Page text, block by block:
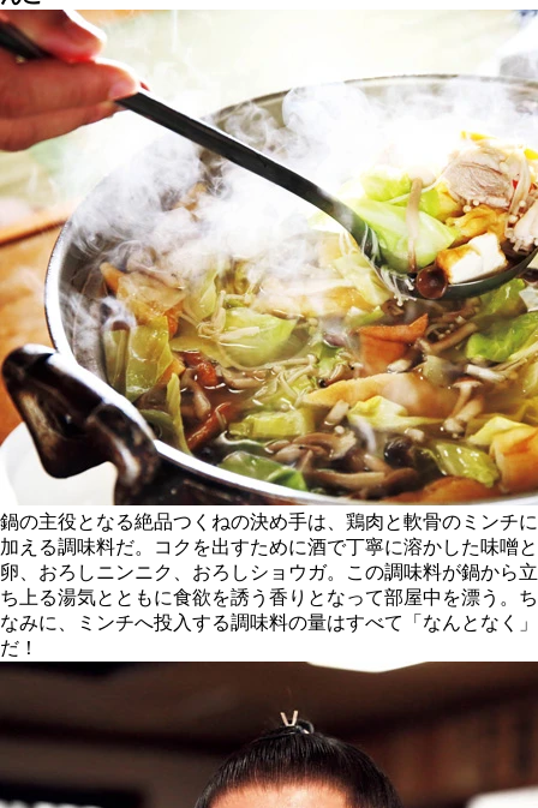
鍋の主役となる絶品つくねの決め手は、鶏肉と軟骨のミンチに
加える調味料だ。コクを出すために酒で丁寧に溶かした味噌と
卵、おろしニンニク、おろしショウガ。この調味料が鍋から立
ち上る湯気とともに食欲を誘う香りとなって部屋中を漂う。ち
なみに、ミンチへ投入する調味料の量はすべて「なんとなく」
だ！